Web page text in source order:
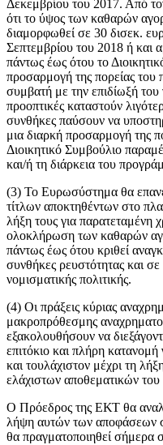
Δεκεμβρίου του 2017. Από
ότι το ύψος των καθαρών
διαμορφωθεί σε 30 δισεκ.
Σεπτεμβρίου του 2018 ή και
πάντως έως ότου το
προσαρμογή της πορείας του
συμβατή με την επιδίωξή
προοπτικές καταστούν
συνθήκες παύσουν να
μια διαρκή προσαρμογή της
Διοικητικό Συμβούλιο
και/ή τη διάρκεια του
(3) Το Ευρωσύστημα θα
τίτλων αποκτηθέντων στο
λήξη τους για παρατεταμένη
ολοκλήρωση των καθαρών
πάντως έως ότου κριθεί
συνθήκες ρευστότητας και
νομισματικής πολιτικής.
(4) Οι πράξεις κύριας
μακροπρόθεσμης
εξακολουθήσουν να
επιτόκιο και πλήρη κατανομή
και τουλάχιστον μέχρι τη
ελάχιστων αποθεματικών
Ο Πρόεδρος της ΕΚΤ θα
λήψη αυτών των αποφάσεων
θα πραγματοποιηθεί σήμερα